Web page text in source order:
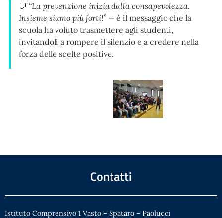
💬 “La prevenzione inizia dalla consapevolezza.
Insieme siamo più forti!” — è il messaggio che la
scuola ha voluto trasmettere agli studenti,
invitandoli a rompere il silenzio e a credere nella
forza delle scelte positive.
Contatti
Istituto Comprensivo 1 Vasto – Spataro – Paolucci